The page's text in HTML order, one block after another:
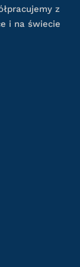
z
i na świecie